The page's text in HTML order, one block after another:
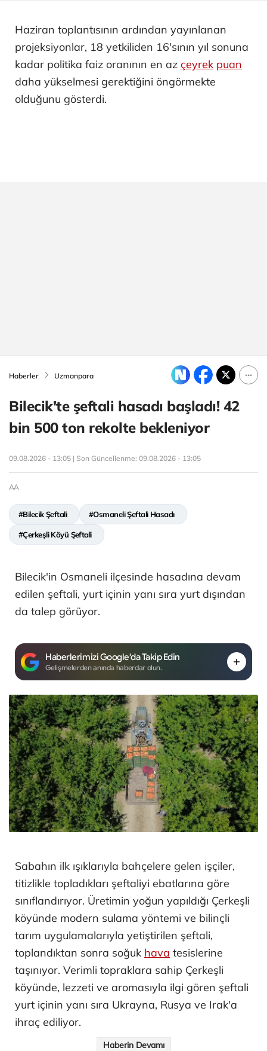
Haziran toplantısının ardından yayınlanan
projeksiyonlar, 18 yetkiliden 16'sının yıl sonuna
kadar politika faiz oranının en az çeyrek puan
daha yükselmesi gerektiğini öngörmekte
olduğunu gösterdi.
Haberler Uzmanpara
Bilecik'te şeftali hasadı başladı! 42
bin 500 ton rekolte bekleniyor
09.08.2026 - 13:05 | Son Güncellenme: 09.08.2026 - 13:05
AA
#Bilecik Şeftali #Osmaneli Şeftali Hasadı
#Çerkeşli Köyü Şeftali
Bilecik'in Osmaneli ilçesinde hasadına devam
edilen şeftali, yurt içinin yanı sıra yurt dışından
da talep görüyor.
Haberlerimizi Google'da Takip Edin
Gelişmelerden anında haberdar olun.
Sabahın ilk ışıklarıyla bahçelere gelen işçiler,
titizlikle topladıkları şeftaliyi ebatlarına göre
sınıflandırıyor. Üretimin yoğun yapıldığı Çerkeşli
köyünde modern sulama yöntemi ve bilinçli
tarım uygulamalarıyla yetiştirilen şeftali,
toplandıktan sonra soğuk hava tesislerine
taşınıyor. Verimli topraklara sahip Çerkeşli
köyünde, lezzeti ve aromasıyla ilgi gören şeftali
yurt içinin yanı sıra Ukrayna, Rusya ve Irak'a
ihraç ediliyor.
Haberin Devamı